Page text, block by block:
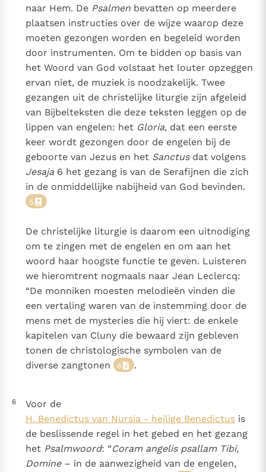
naar Hem. De Psalmenbevatten op meerdere
plaatsen instructies over de wijze waarop deze
moeten gezongen worden en begeleid worden
door instrumenten. Om te bidden op basis van
het Woord van God volstaat het louter opzeggen
ervan niet, de muziek is noodzakelijk. Twee
gezangen uit de christelijke liturgie zijn afgeleid
van Bijbelteksten die deze teksten leggen op de
lippen van engelen: het Gloria, dat een eerste
keer wordt gezongen door de engelen bij de
geboorte van Jezus en het Sanctusdat volgens
Jesaja 6 het gezang is van de Serafijnen die zich
in de onmiddellijke nabijheid van God bevinden.
5
De christelijke liturgie is daarom een uitnodiging
om te zingen met de engelen en om aan het
woord haar hoogste functie te geven. Luisteren
we hieromtrent nogmaals naar Jean Leclercq:
“De monniken moesten melodieën vinden die
een vertaling waren van de instemming door de
mens met de mysteries die hij viert: de enkele
kapitelen van Cluny die bewaard zijn gebleven
tonen de christologische symbolen van de
diverse zangtonen
6 .
6
Voor de
H. Benedictus van Nursia - heilige Benedictusis
de beslissende regel in het gebed en het gezang
het Psalmwoord: “Coram angelis psallam Tibi,
Domine– in de aanwezigheid van de engelen,